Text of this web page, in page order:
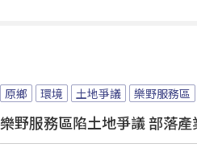
原鄉 環境 土地爭議 樂野服務區
樂野服務區陷土地爭議 部落產